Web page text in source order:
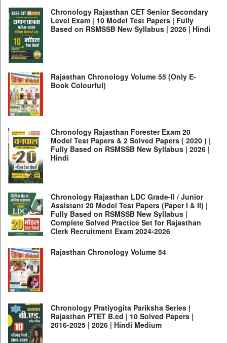
Chronology Rajasthan CET Senior Secondary
Level Exam | 10 Model Test Papers | Fully
Based on RSMSSB New Syllabus | 2026 | Hindi
Rajasthan Chronology Volume 55 (Only E-
Book Colourful)
Chronology Rajasthan Forester Exam 20
Model Test Papers & 2 Solved Papers ( 2020 ) |
Fully Based on RSMSSB New Syllabus | 2026 |
Hindi
Chronology Rajasthan LDC Grade-II / Junior
Assistant 20 Model Test Papers (Paper I & II) |
Fully Based on RSMSSB New Syllabus |
Complete Solved Practice Set for Rajasthan
Clerk Recruitment Exam 2024-2026
Rajasthan Chronology Volume 54
Chronology Pratiyogita Pariksha Series |
Rajasthan PTET B.ed | 10 Solved Papers |
2016-2025 | 2026 | Hindi Medium